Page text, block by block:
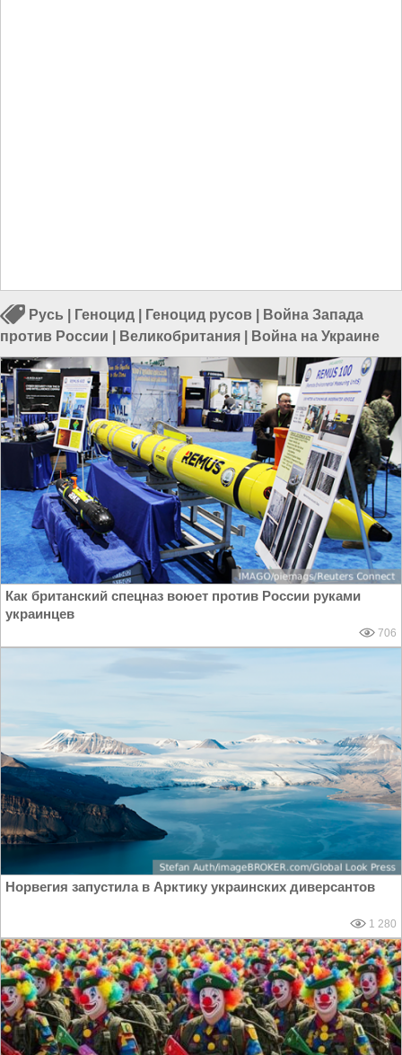
Русь Геноцид Геноцид русов
Война Запада
против России
Великобритания Война на Украине
Как британский спецназ воюет против России руками
украинцев
706
Норвегия запустила в Арктику украинских диверсантов
1 280